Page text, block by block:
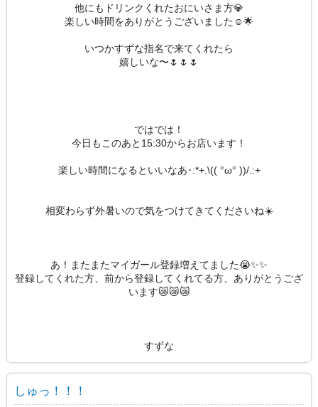
他にもドリンクくれたおにいさま方💎
楽しい時間をありがとうございました☺️🌟
いつかすずな指名で来てくれたら
嬉しいな〜🌷🌷🌷
ではでは！
今日もこのあと15:30からお店います！
楽しい時間になるといいなあ･:*+.\(( °ω° ))/.:+
相変わらず外暑いので気をつけてきてくださいね☀️
あ！またまたマイガール登録増えてました😭✨✨
登録してくれた方、前から登録してくれてる方、ありがとうござ
います😿😿😿
すずな
しゅっ！！！